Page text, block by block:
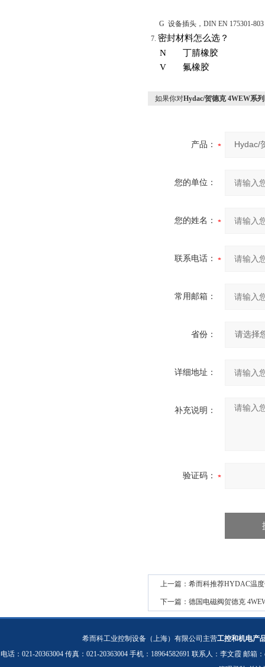
G 设备插头， DIN EN 175301-
7. 密封材料怎么选？
N
丁腈橡胶
V
氟橡胶
如果你对Hydac/贺德克 4WEW系
产品：
您的单位：
您的姓名：
联系电话：
常用邮箱：
省份：
详细地址：
补充说明：
验证码：
上一篇： 希而科推荐HYDAC温
下一篇： 德国电磁阀贺德克
希而科工业控制设备（上海）有限公司主营工控和机电产
电话：021-20363004 传真：021-20363004 手机：18964582691 联系人：李文霞 邮箱：